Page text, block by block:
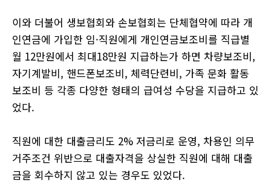
이와 더불어 생보협회와 손보협회는 단체협약에 따라 개
인연금에 가입한 임·직원에게 개인연금보조비를 직급별
월 12만원에서 최대18만원 지급하는가 하면 차량보조비,
자기계발비, 핸드폰보조비, 체력단련비, 가족 문화 활동
보조비 등 각종 다양한 형태의 급여성 수당을 지급하고 있
었다.
직원에 대한 대출금리도 2% 저금리로 운영, 차용인 의무
거주조건 위반으로 대출자격을 상실한 직원에 대해 대출
금을 회수하지 않고 있는 경우도 있었다.